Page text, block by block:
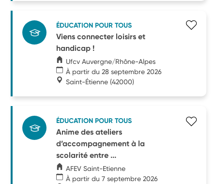
ÉDUCATION POUR TOUS
Viens connecter loisirs et
handicap !
Ufcv Auvergne/Rhône-Alpes
À partir du 28 septembre 2026
Saint-Étienne (42000)
ÉDUCATION POUR TOUS
Anime des ateliers
d’accompagnement à la
scolarité entre ...
AFEV Saint-Etienne
À partir du 7 septembre 2026